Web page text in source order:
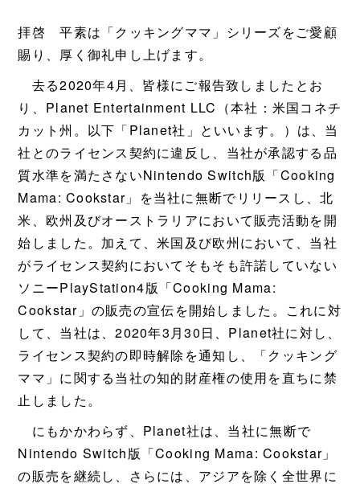
拝啓 平素は「クッキングママ」シリーズをご愛顧
賜り、厚く御礼申し上げます。
去る2020年4月、皆様にご報告致しましたとお
り、Planet Entertainment LLC（本社：米国コネチ
カット州。以下「Planet社」といいます。）は、当
社とのライセンス契約に違反し、当社が承認する品
質水準を満たさないNintendo Switch版「Cooking
Mama: Cookstar」を当社に無断でリリースし、北
米、欧州及びオーストラリアにおいて販売活動を開
始しました。加えて、米国及び欧州において、当社
がライセンス契約においてそもそも許諾していない
ソニーPlayStation4版「Cooking Mama:
Cookstar」の販売の宣伝を開始しました。これに対
して、当社は、2020年3月30日、Planet社に対し、
ライセンス契約の即時解除を通知し、「クッキング
ママ」に関する当社の知的財産権の使用を直ちに禁
止しました。
にもかかわらず、Planet社は、当社に無断で
Nintendo Switch版「Cooking Mama: Cookstar」
の販売を継続し、さらには、アジアを除く全世界に